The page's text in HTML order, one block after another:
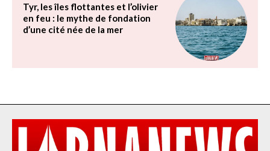
Tyr, les îles flottantes et l’olivier
en feu : le mythe de fondation
d’une cité née de la mer